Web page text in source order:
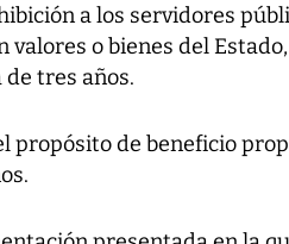
a los servidores
valores o bienes del
tres años.
propósito de beneficio